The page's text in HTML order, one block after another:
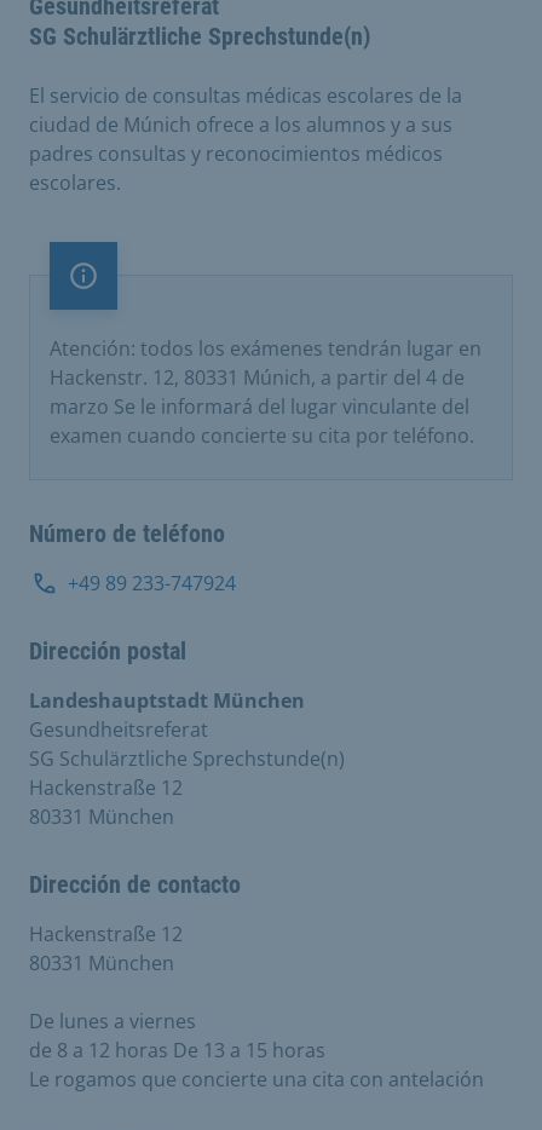
SG Schulärztliche Sprechstunde(n)
El servicio de consultas médicas escolares de la
ciudad de Múnich ofrece a los alumnos y a sus
padres consultas y reconocimientos médicos
escolares.
Nota importante
Atención: todos los exámenes tendrán lugar en
Hackenstr. 12, 80331 Múnich, a partir del 4 de
marzo Se le informará del lugar vinculante del
examen cuando concierte su cita por teléfono.
Número de teléfono
+49 89 233-747924
Dirección postal
Landeshauptstadt München
Gesundheitsreferat
SG Schulärztliche Sprechstunde(n)
Hackenstraße 12
80331 München
Dirección de contacto
Hackenstraße 12
80331 München
De lunes a viernes
de 8 a 12 horas De 13 a 15 horas
Le rogamos que concierte una cita con antelación